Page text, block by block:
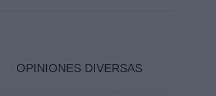
OPINIONES DIVERSAS